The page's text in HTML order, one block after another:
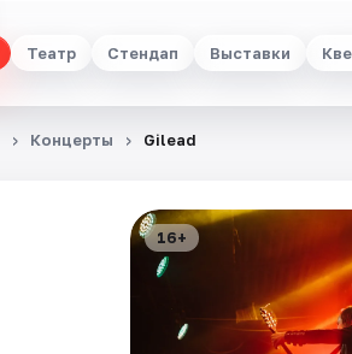
Театр Стендап Выставки
Концерты Gilead
16+